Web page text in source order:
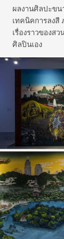
ผลงานศิลปะข
เทคนิคการลงสี
เรื่องราวของส
ศิลปินเอง